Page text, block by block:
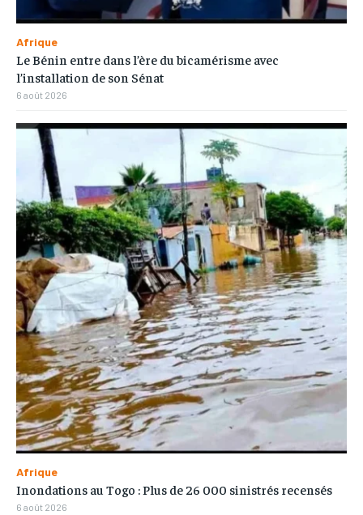
Afrique
Le Bénin entre dans l’ère du bicamérisme avec
l’installation de son Sénat
6 août 2026
Afrique
Inondations au Togo : Plus de 26 000 sinistrés recensés
6 août 2026